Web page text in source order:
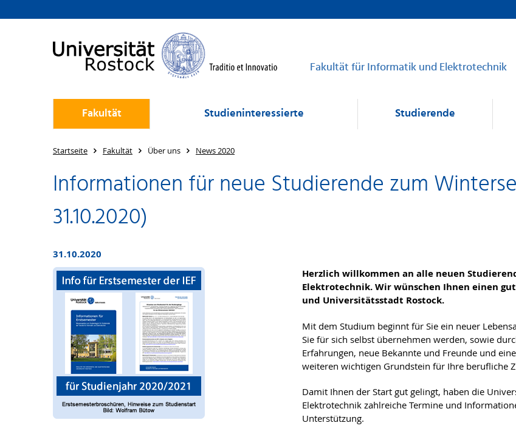
Fakultät für Informatik und Elektrotechnik
Fakultät Studieninteressierte Studierende
Startseite Fakultät Über uns News 2020
Informationen für neue Studierende zum
31.10.2020)
31.10.2020
Herzlich willkommen an alle neuen
Elektrotechnik. Wir wünschen Ihnen einen
und Universitätsstadt Rostock.
Mit dem Studium beginnt für Sie ein neuer
Sie für sich selbst übernehmen werden, sowie
Erfahrungen, neue Bekannte und Freunde und
weiteren wichtigen Grundstein für Ihre berufliche
Damit Ihnen der Start gut gelingt, haben die
Elektrotechnik zahlreiche Termine und
Unterstützung.